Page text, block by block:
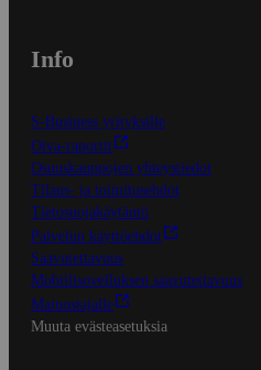
Info
S-Business yrityksille
Oiva-raportit
Osuuskauppojen yhteystiedot
Tilaus- ja toimitusehdot
Tietosuojakäytäntö
Palvelun käyttöehdot
Saavutettavuus
Mobiilisovelluksen saavutettavuus
Mainostajalle
Muuta evästeasetuksia